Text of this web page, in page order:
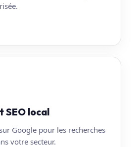
SEO local
Google pour les recherches
votre secteur.